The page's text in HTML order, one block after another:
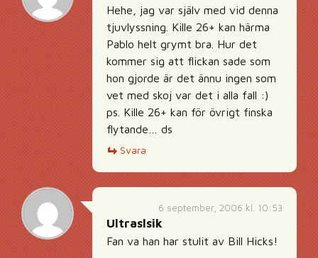
Hehe, jag var själv med vid denna
tjuvlyssning. Kille 26+ kan härma
Pablo helt grymt bra. Hur det
kommer sig att flickan sade som
hon gjorde är det ännu ingen som
vet med skoj var det i alla fall :)
ps. Kille 26+ kan för övrigt finska
flytande… ds
Svara
6 september, 2006 kl. 10:53
Ultraslsik
Fan va han har stulit av Bill Hicks!